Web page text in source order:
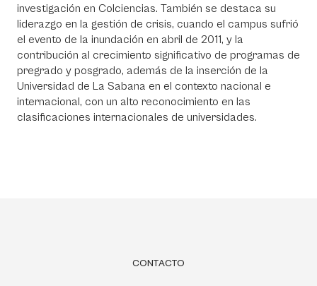
investigación en Colciencias. También se destaca su
liderazgo en la gestión de crisis, cuando el campus sufrió
el evento de la inundación en abril de 2011, y la
contribución al crecimiento significativo de programas de
pregrado y posgrado, además de la inserción de la
Universidad de La Sabana en el contexto nacional e
internacional, con un alto reconocimiento en las
clasificaciones internacionales de universidades.
CONTACTO